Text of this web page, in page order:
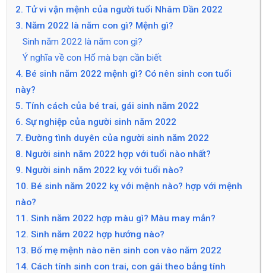
2. Tử vi vận mệnh của người tuổi Nhâm Dần 2022
3. Năm 2022 là năm con gì? Mệnh gì?
Sinh năm 2022 là năm con gì?
Ý nghĩa về con Hổ mà bạn cần biết
4. Bé sinh năm 2022 mệnh gì? Có nên sinh con tuổi
này?
5. Tính cách của bé trai, gái sinh năm 2022
6. Sự nghiệp của người sinh năm 2022
7. Đường tình duyên của người sinh năm 2022
8. Người sinh năm 2022 hợp với tuổi nào nhất?
9. Người sinh năm 2022 kỵ với tuổi nào?
10. Bé sinh năm 2022 kỵ với mệnh nào? hợp với mệnh
nào?
11. Sinh năm 2022 hợp màu gì? Màu may mắn?
12. Sinh năm 2022 hợp hướng nào?
13. Bố mẹ mệnh nào nên sinh con vào năm 2022
14. Cách tính sinh con trai, con gái theo bảng tính